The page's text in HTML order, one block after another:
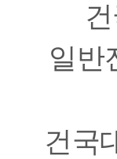
일반
건국